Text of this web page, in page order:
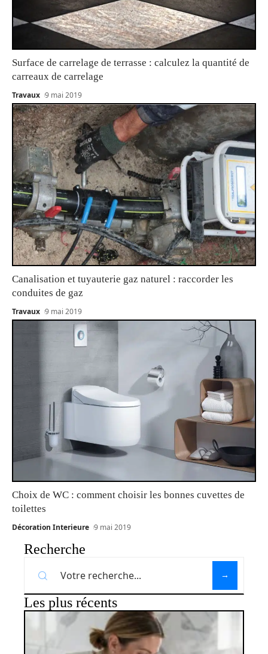
Surface de carrelage de terrasse : calculez la quantité de
carreaux de carrelage
Travaux 9 mai 2019
Canalisation et tuyauterie gaz naturel : raccorder les
conduites de gaz
Travaux 9 mai 2019
Choix de WC : comment choisir les bonnes cuvettes de
toilettes
Décoration Interieure 9 mai 2019
Recherche
Les plus récents